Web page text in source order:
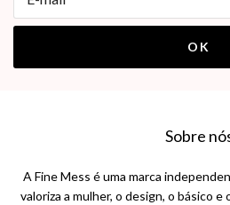
Sobre
A Fine Mess é uma marca
valoriza a mulher, o design, o básico